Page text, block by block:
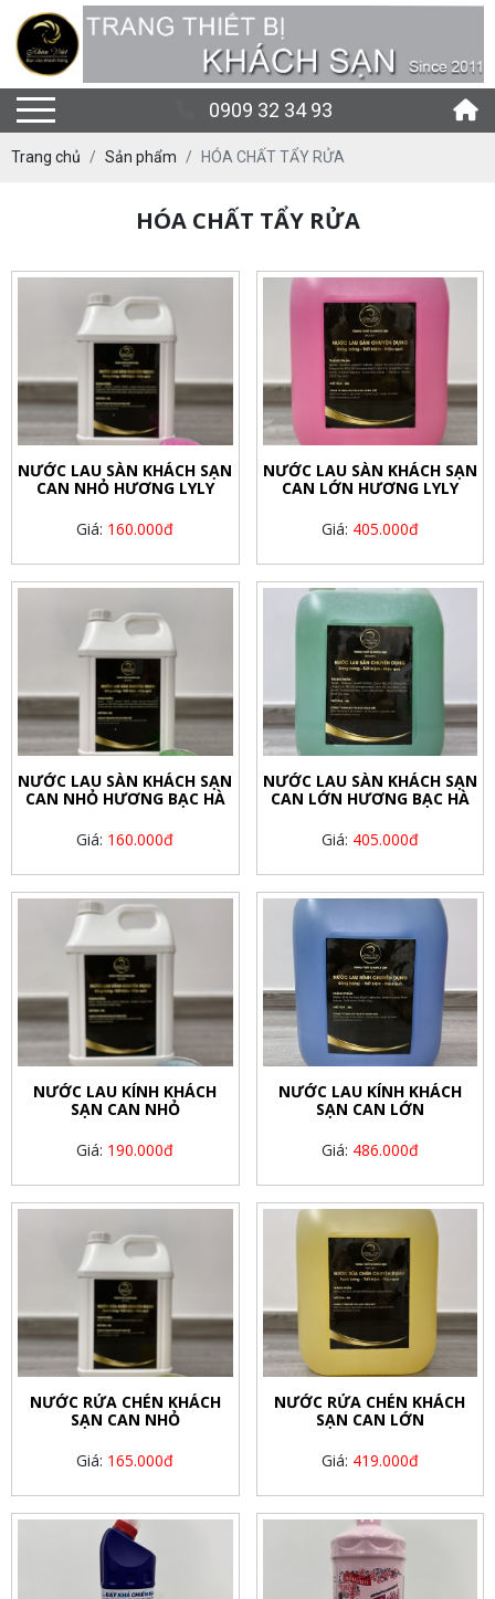
0909 32 34 93
Trang chủ Sản phẩm HÓA CHẤT TẨY RỬA
HÓA CHẤT TẨY RỬA
NƯỚC LAU SÀN KHÁCH SẠN
CAN NHỎ HƯƠNG LYLY
Giá: 160.000đ
NƯỚC LAU SÀN KHÁCH SẠN
CAN LỚN HƯƠNG LYLY
Giá: 405.000đ
NƯỚC LAU SÀN KHÁCH SẠN
CAN NHỎ HƯƠNG BẠC HÀ
Giá: 160.000đ
NƯỚC LAU SÀN KHÁCH SẠN
CAN LỚN HƯƠNG BẠC HÀ
Giá: 405.000đ
NƯỚC LAU KÍNH KHÁCH
SẠN CAN NHỎ
Giá: 190.000đ
NƯỚC LAU KÍNH KHÁCH
SẠN CAN LỚN
Giá: 486.000đ
NƯỚC RỬA CHÉN KHÁCH
SẠN CAN NHỎ
Giá: 165.000đ
NƯỚC RỬA CHÉN KHÁCH
SẠN CAN LỚN
Giá: 419.000đ